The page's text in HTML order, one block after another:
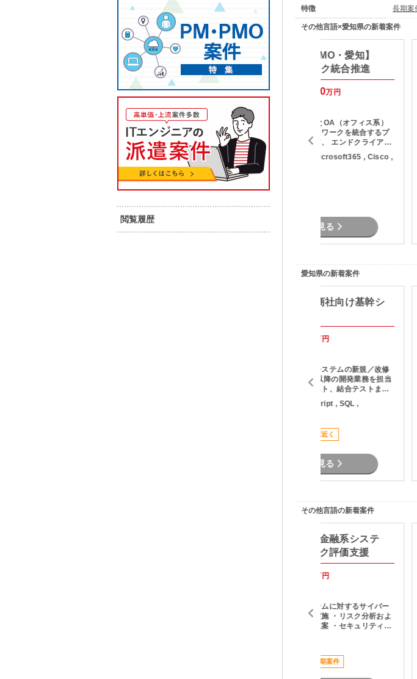
閲覧履歴
特徴 長期案
その他言語×愛知県の新着案件
【C#/ASP.NET/伏見】基幹シス
テム刷新Web開発
万円～80万円
基幹システム老朽化に伴う刷新プロ
ジェクトにご参画いただきます。
classic ASPで構築された既存シス
テムを、ASP.NET MVC（C#）へリ
ライトする案件です。 （内容） 基幹
システム（Webアプリケーション）
の再構築 ASP.NET MVC（C#）によ
る画面・機能開発 JavaScriptを用い
ステムの調査・改修対応 （作業場
所） 名古屋市内クライアント先（伏
JavaScript , C# , SQL , その他言語
７月スタート案件
詳細を見る
【ネットワーク/PMO・愛知】
FA/OAネットワーク統合推進
単 価：100 120万円
勤務地：
内 容：
FA（工場系）とOA（オフィス系）
インフラネットワークを統合するプ
ロジェクトにて、 エンドクライアン
ト側の立場でプロジェクト推進をご
担当いただきます。 【内容】 ベンダ
断材料の整理、上位層へのエスカレ
替ポジションとしてのプロジェクト
統制・推進 【作業場所】 愛知県内ク
ライアント先 最寄駅：布袋駅 徒歩約
スキル：
その他言語 , Microsoft365 , Cisco ,
詳細を見る
愛知県の新着案件
【Java/丸の内】商社向け基幹シ
万円
商社向け基幹システムの新規／改修
開発 詳細設計以降の開発業務を担当
実装、単体テスト、結合テストまで
一貫して対応 販売管理（在庫管理・
会計）領域を中心とした業務アプリ
Java , JavaScript , SQL ,
駅近く
詳細を見る
その他言語の新着案件
【セキュリティ】金融系システ
ムのサイバーリスク評価支援
万円
・金融系システムに対するサイバー
リスク評価の実施 ・リスク分析およ
び改善提案の立案 ・セキュリティ対
への説明・調整・合意形成 ・データ
集計・分析（Excel／Googleスプレ
長期案件